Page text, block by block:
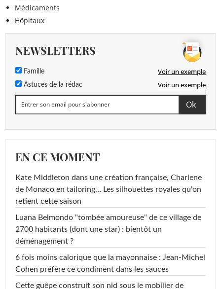
Médicaments
Hôpitaux
NEWSLETTERS
Famille Voir un exemple
Astuces de la rédac Voir un exemple
EN CE MOMENT
Kate Middleton dans une création française, Charlene
de Monaco en tailoring… Les silhouettes royales qu'on
retient cette saison
Luana Belmondo "tombée amoureuse" de ce village de
2700 habitants (dont une star) : bientôt un
déménagement ?
6 fois moins calorique que la mayonnaise : Jean-Michel
Cohen préfère ce condiment dans les sauces
Cette guêpe construit son nid sous le mobilier de